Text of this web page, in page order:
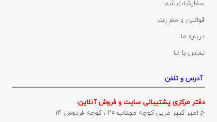
سفارشات شما
قوانین و مقررات
درباره ما
تماس با ما
آدرس و تلفن
دفتر مرکزی پشتیبانی سایت و فروش آنلاین:
خ امیر کبیر غربی کوچه مهتاب 20 ، کوچه فردوس 14